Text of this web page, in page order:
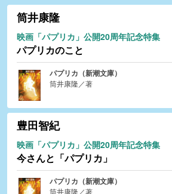
筒井康隆
映画「パプリカ」公開20周年記念特集
パプリカのこと
パプリカ（新潮文庫）
筒井康隆／著
豊田智紀
映画「パプリカ」公開20周年記念特集
今さんと「パプリカ」
パプリカ（新潮文庫）
筒井康隆／著